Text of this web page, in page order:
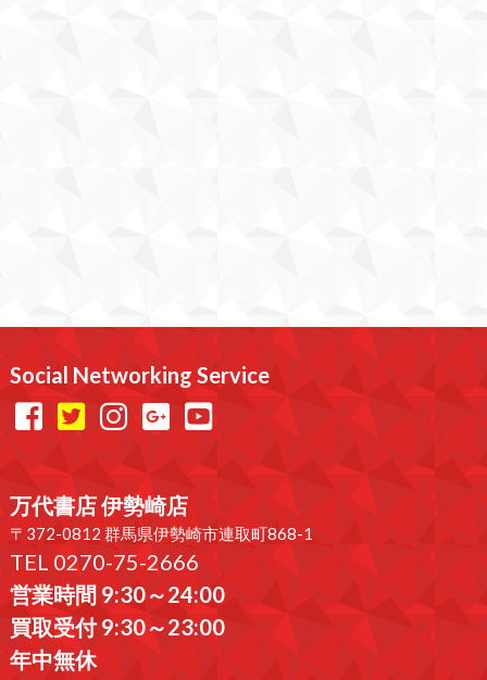
Social Networking Service
万代書店 伊勢崎店
〒372-0812 群馬県伊勢崎市連取町868-1
TEL 0270-75-2666
営業時間 9:30～24:00
買取受付 9:30～23:00
年中無休